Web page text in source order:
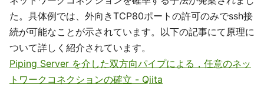
た。具体例では、外向きTCP80ポートの許可のみでssh接
続が可能なことが示されています。以下の記事にて原理に
ついて詳しく紹介されています。
Piping Server を介した双方向パイプによる，任意のネッ
トワークコネクションの確立 - Qiita